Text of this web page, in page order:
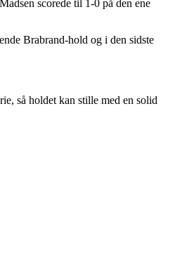
scorede til 1-0 på den ene
Brabrand-hold og i den sidste
så holdet kan stille med en solid